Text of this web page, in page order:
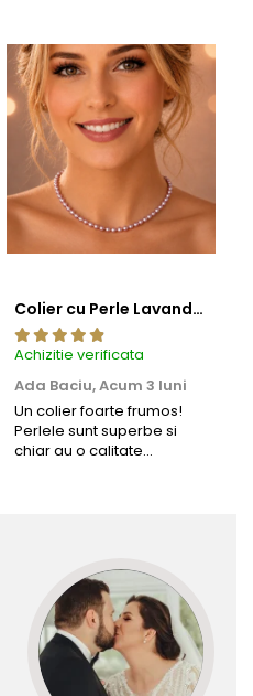
Colier cu Perle Lavanda la Baza Gatului, de 4-5 mm, Perle Rare, Calitate AAA+, Aur 14K | KASKADDA®
Achizitie verificata
Ada Baciu,Acum 3 luni
Un colier foarte frumos!
Perlele sunt superbe si
chiar au o calitate